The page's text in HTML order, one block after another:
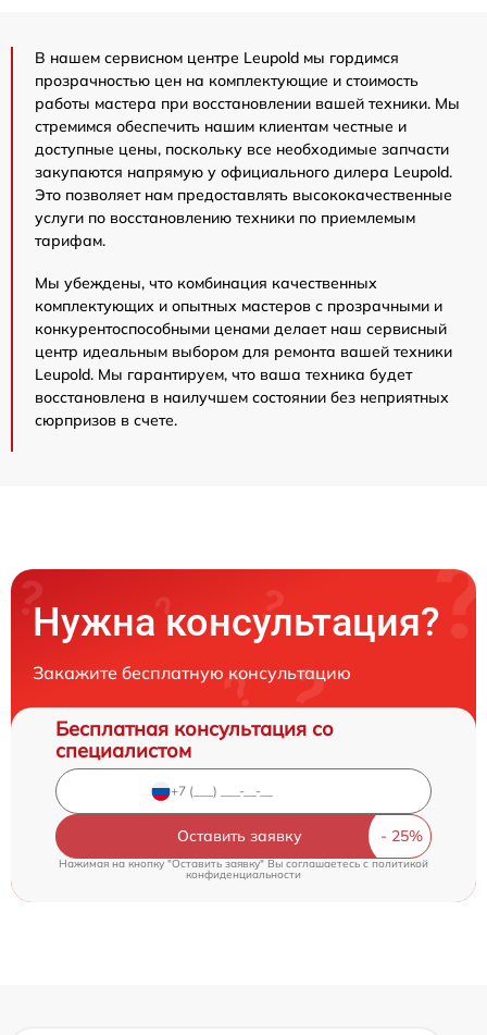
В нашем сервисном центре Leupold мы гордимся
прозрачностью цен на комплектующие и стоимость
работы мастера при восстановлении вашей техники. Мы
стремимся обеспечить нашим клиентам честные и
доступные цены, поскольку все необходимые запчасти
закупаются напрямую у официального дилера Leupold.
Это позволяет нам предоставлять высококачественные
услуги по восстановлению техники по приемлемым
тарифам.
Мы убеждены, что комбинация качественных
комплектующих и опытных мастеров с прозрачными и
конкурентоспособными ценами делает наш сервисный
центр идеальным выбором для ремонта вашей техники
Leupold. Мы гарантируем, что ваша техника будет
восстановлена в наилучшем состоянии без неприятных
сюрпризов в счете.
Нужна консультация?
Закажите бесплатную консультацию
Бесплатная консультация со
специалистом
Оставить заявку
Нажимая на кнопку "Оставить заявку" Вы соглашаетесь cполитикой
конфиденциальности